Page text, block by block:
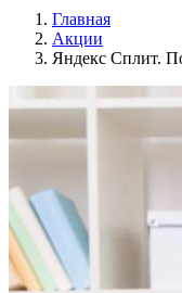
Главная
Акции
Яндекс Сплит.